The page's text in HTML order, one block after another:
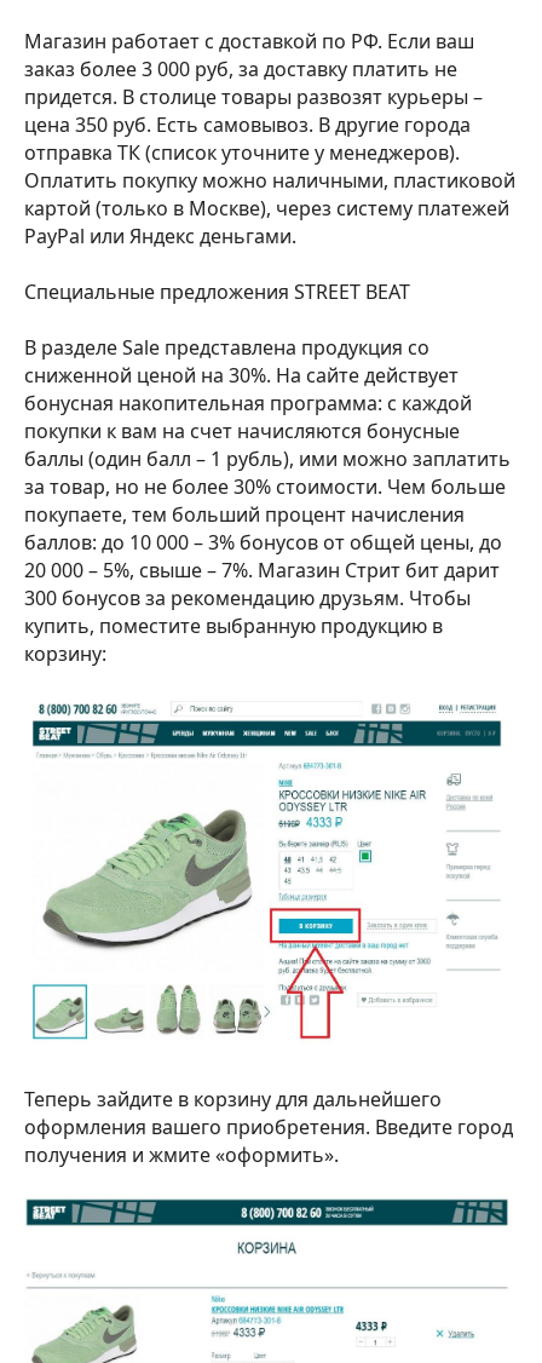
Магазин работает с доставкой по РФ. Если ваш
заказ более 3 000 руб, за доставку платить не
придется. В столице товары развозят курьеры –
цена 350 руб. Есть самовывоз. В другие города
отправка ТК (список уточните у менеджеров).
Оплатить покупку можно наличными, пластиковой
картой (только в Москве), через систему платежей
PayPal или Яндекс деньгами.
Специальные предложения STREET BEAT
В разделе Sale представлена продукция со
сниженной ценой на 30%. На сайте действует
бонусная накопительная программа: с каждой
покупки к вам на счет начисляются бонусные
баллы (один балл – 1 рубль), ими можно заплатить
за товар, но не более 30% стоимости. Чем больше
покупаете, тем больший процент начисления
баллов: до 10 000 – 3% бонусов от общей цены, до
20 000 – 5%, свыше – 7%. Магазин Стрит бит дарит
300 бонусов за рекомендацию друзьям. Чтобы
купить, поместите выбранную продукцию в
корзину:
Теперь зайдите в корзину для дальнейшего
оформления вашего приобретения. Введите город
получения и жмите «оформить».